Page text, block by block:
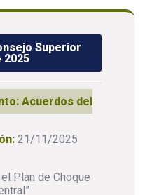
Superior
2025
Acuerdos del
21/11/2025
Plan de Choque